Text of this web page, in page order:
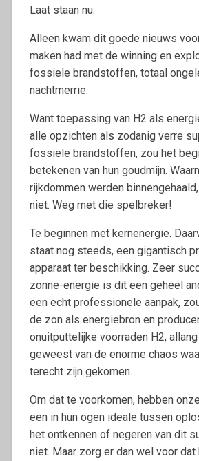
Laat staan nu.
Alleen kwam dit goede nieuws
maken had met de winning en
fossiele brandstoffen, totaal
nachtmerrie.
Want toepassing van H2 als
alle opzichten als zodanig verre
fossiele brandstoffen, zou het
betekenen van hun goudmijn.
rijkdommen werden
niet. Weg met die spelbreker!
Te beginnen met kernenergie.
staat nog steeds, een gigantisch
apparaat ter beschikking. Zeer
zonne-energie is dit een geheel
een echt professionele aanpak,
de zon als energiebron en
onuitputtelijke voorraden H2,
geweest van de enorme chaos
terecht zijn gekomen.
Om dat te voorkomen, hebben
een in hun ogen ideale tussen
het ontkennen of negeren van dit
niet. Maar zorg er dan wel voor dat